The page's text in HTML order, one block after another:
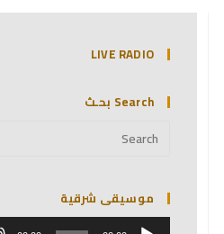
LIVE RADIO
Search بحـث
موسيقى شرقية
مشغل